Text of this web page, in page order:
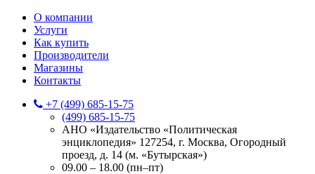
О компании
Услуги
Как купить
Производители
Магазины
Контакты
+7 (499) 685-15-75
(499) 685-15-75
АНО «Издательство «Политическая
энциклопедия» 127254, г. Москва, Огородный
проезд, д. 14 (м. «Бутырская»)
09.00 – 18.00 (пн–пт)